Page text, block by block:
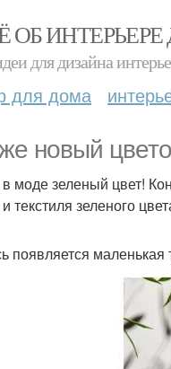
ОБ
для дизайна
для дома
новый
моде зеленый цвет!
текстиля зеленого
появляется маленькая